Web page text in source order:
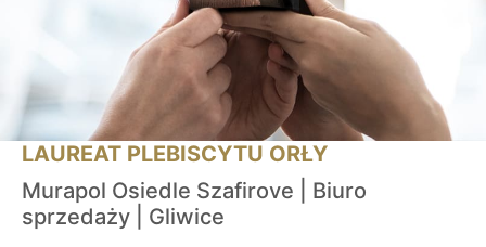
LAUREAT PLEBISCYTU ORŁY
Murapol Osiedle Szafirove | Biuro
sprzedaży | Gliwice